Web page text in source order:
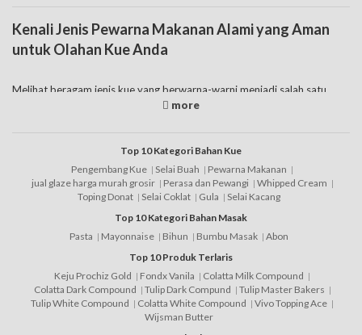
Kenali Jenis Pewarna Makanan Alami yang Aman
untuk Olahan Kue Anda
Melihat beragam jenis kue yang berwarna-warni menjadi salah satu
daya tarik sendiri, sepertinya keinginan untuk makan semakin
sebagai pemberi warna juga memberikan nilai estetik pada kue ataupun
selain itu masing-masing harga pewarna makanan juga berbeda. Ada
pula pewarna makanan alami yang dikatakan jauh lebih aman dan lebih
murah. Namun untuk kepraktisan, tidak sedikit orang memilih pewarna
makanan bubuk instan.
Akan memilih jenis pewarna alami atau instan tidak menjadi masalah,
yang jelas hasil sesuai dengan pewarna kue yang diharapkan. Namun
pada kenyataannya berbeda, begitu pula dengan pewarna makanan
harga murah akan menghasilkan warna berbeda dengan harga yang jauh
dijual harga pewarna makanan cair yang
Top 10 Kategori Bahan Kue
Pengembang Kue
Selai Buah
Pewarna Makanan
jual glaze harga murah grosir
Perasa dan Pewangi
Whipped Cream
Toping Donat
Selai Coklat Gula
Selai Kacang
Top 10 Kategori Bahan Masak
Pasta
Mayonnaise Bihun Bumbu Masak
Abon
Top 10 Produk Terlaris
Keju Prochiz Gold
Fondx Vanila
Colatta Milk Compound
Colatta Dark Compound
Tulip Dark Compund
Tulip Master Bakers
Tulip White Compound
Colatta White Compound
Vivo Topping Ace
Wijsman Butter